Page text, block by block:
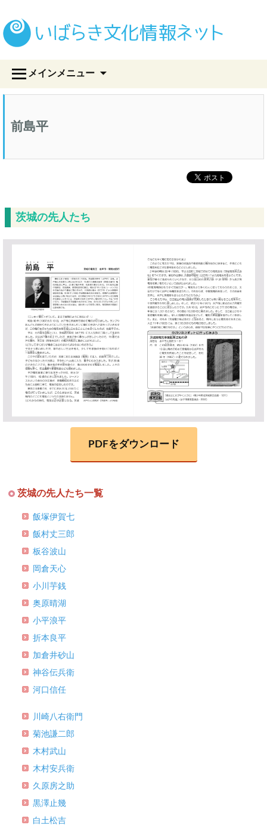
メインメニュー
テ
前島平
茨城の先人たち
PDFをダウンロード
茨城の先人たち一覧
飯塚伊賀七
飯村丈三郎
板谷波山
岡倉天心
小川芋銭
奥原晴湖
小平浪平
折本良平
加倉井砂山
神谷伝兵衛
河口信任
川崎八右衛門
菊池謙二郎
木村武山
木村安兵衛
久原房之助
黒澤止幾
白土松吉